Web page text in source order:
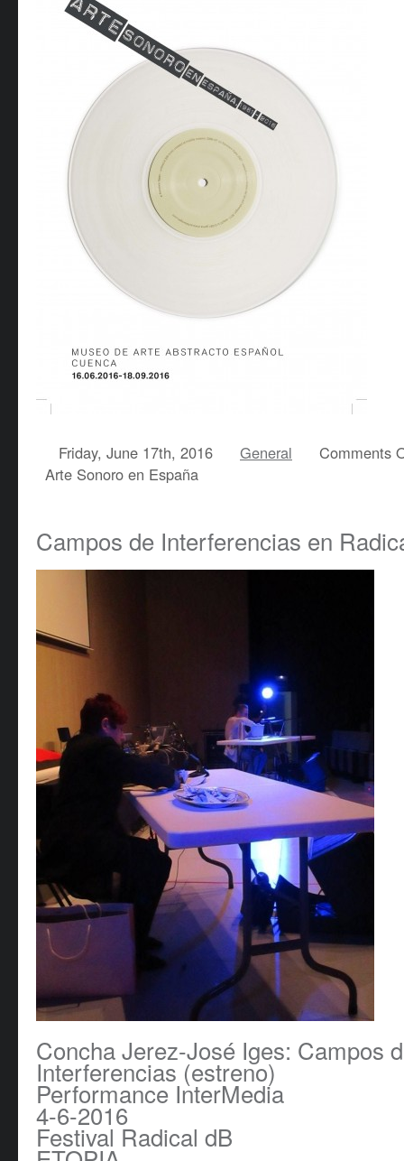
Friday, June 17th, 2016 General
Comments
Arte Sonoro en España
Campos de Interferencias en
Concha Jerez-José Iges: Campos
Interferencias (estreno)
Performance InterMedia
4-6-2016
Festival Radical dB